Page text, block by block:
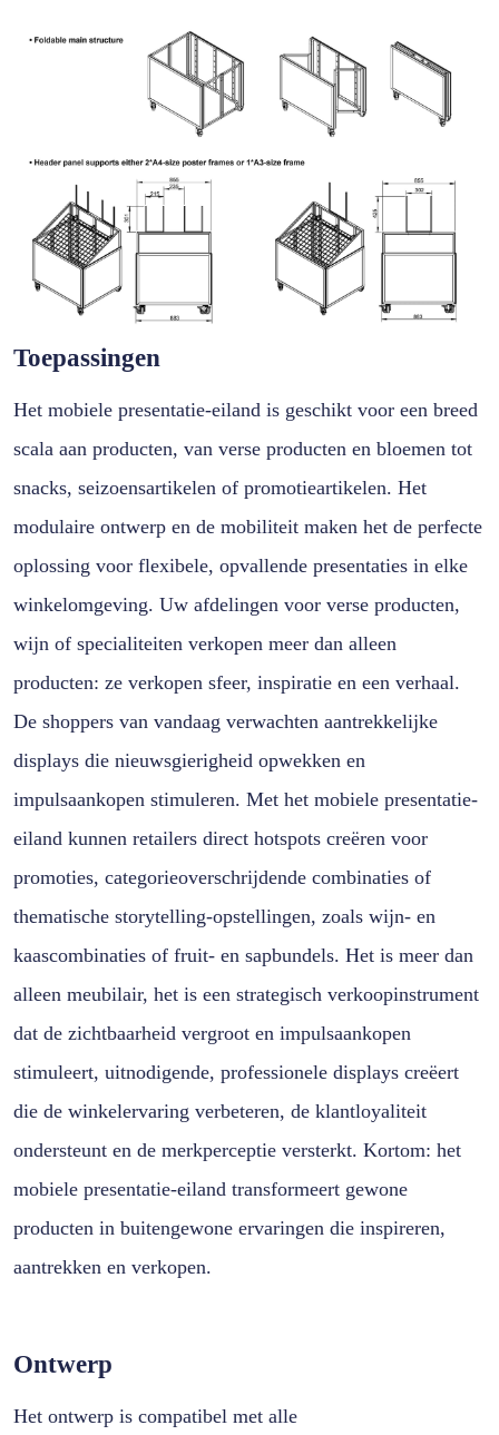
Toepassingen
Het mobiele presentatie-eiland is geschikt voor een breed
scala aan producten, van verse producten en bloemen tot
snacks, seizoensartikelen of promotieartikelen. Het
modulaire ontwerp en de mobiliteit maken het de perfecte
oplossing voor flexibele, opvallende presentaties in elke
winkelomgeving. Uw afdelingen voor verse producten,
wijn of specialiteiten verkopen meer dan alleen
producten: ze verkopen sfeer, inspiratie en een verhaal.
De shoppers van vandaag verwachten aantrekkelijke
displays die nieuwsgierigheid opwekken en
impulsaankopen stimuleren. Met het mobiele presentatie-
eiland kunnen retailers direct hotspots creëren voor
promoties, categorieoverschrijdende combinaties of
thematische storytelling-opstellingen, zoals wijn- en
kaascombinaties of fruit- en sapbundels. Het is meer dan
alleen meubilair, het is een strategisch verkoopinstrument
dat de zichtbaarheid vergroot en impulsaankopen
stimuleert, uitnodigende, professionele displays creëert
die de winkelervaring verbeteren, de klantloyaliteit
ondersteunt en de merkperceptie versterkt. Kortom: het
mobiele presentatie-eiland transformeert gewone
producten in buitengewone ervaringen die inspireren,
aantrekken en verkopen.
Ontwerp
Het ontwerp is compatibel met alle